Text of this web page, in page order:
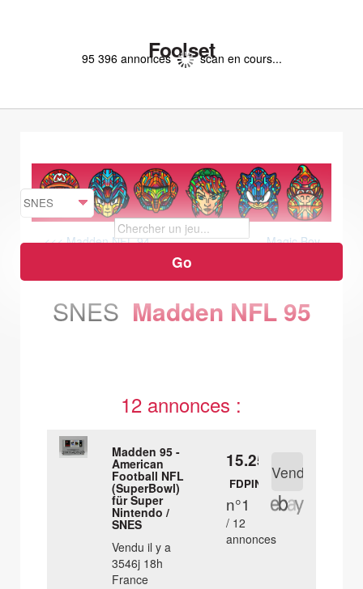
Foolset
95 396 annonces scan en cours...
<<< Madden NFL 94
Magic Boy
>>>
SNES Madden NFL 95
12 annonces :
Madden 95 -
American
Football NFL
(SuperBowl)
für Super
Nintendo /
SNES
Vendu il y a
3546j 18h
France
15.25 €
FDPIN
n°1
/ 12
annonces